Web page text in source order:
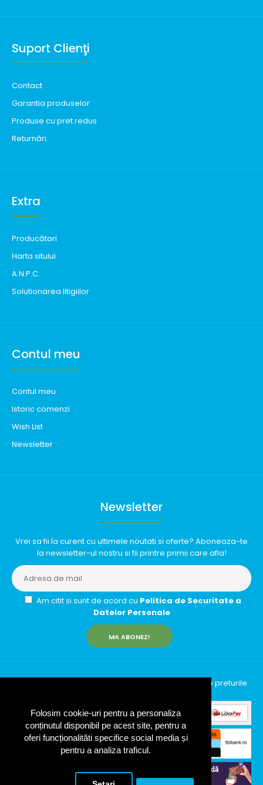
Folosim cookie-uri pentru a personaliza
conținutul disponibil pe acest site, pentru a
oferi funcționalităti specifice social media și
pentru a analiza traficul.
Suport Clienţi
Contact
Garantia produselor
Produse cu pret redus
Returnări
Extra
Producători
Harta sitului
A.N.P.C.
Solutionarea litigiilor
Contul meu
Contul meu
Istoric comenzi
Wish List
Newsletter
Newsletter
Vrei sa fii la curent cu ultimele noutati si oferte? Aboneaza-te
la newsletter-ul nostru si fii printre primii care afla!
Am citit si sunt de acord cu Politica de Securitate a
Datelor Personale
MA ABONEZ!
InfinityRun © 2026 Toate drepturile rezervate | Toate preturile